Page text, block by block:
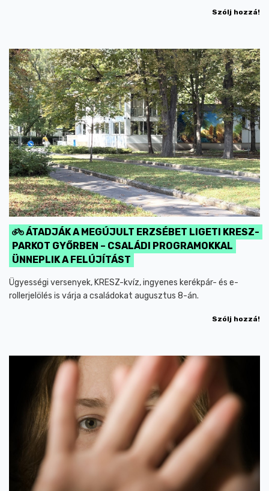
Szólj hozzá!
ÁTADJÁK A MEGÚJULT ERZSÉBET LIGETI KRESZ-
PARKOT GYŐRBEN – CSALÁDI PROGRAMOKKAL
ÜNNEPLIK A FELÚJÍTÁST
Ügyességi versenyek, KRESZ-kvíz, ingyenes kerékpár- és e-
rollerjelölés is várja a családokat augusztus 8-án.
Szólj hozzá!